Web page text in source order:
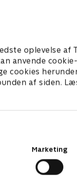
oplevelse af
anvende
cookies
af siden.
Marketing
LEGO filmen 2
• Film • 1 t. 47 min